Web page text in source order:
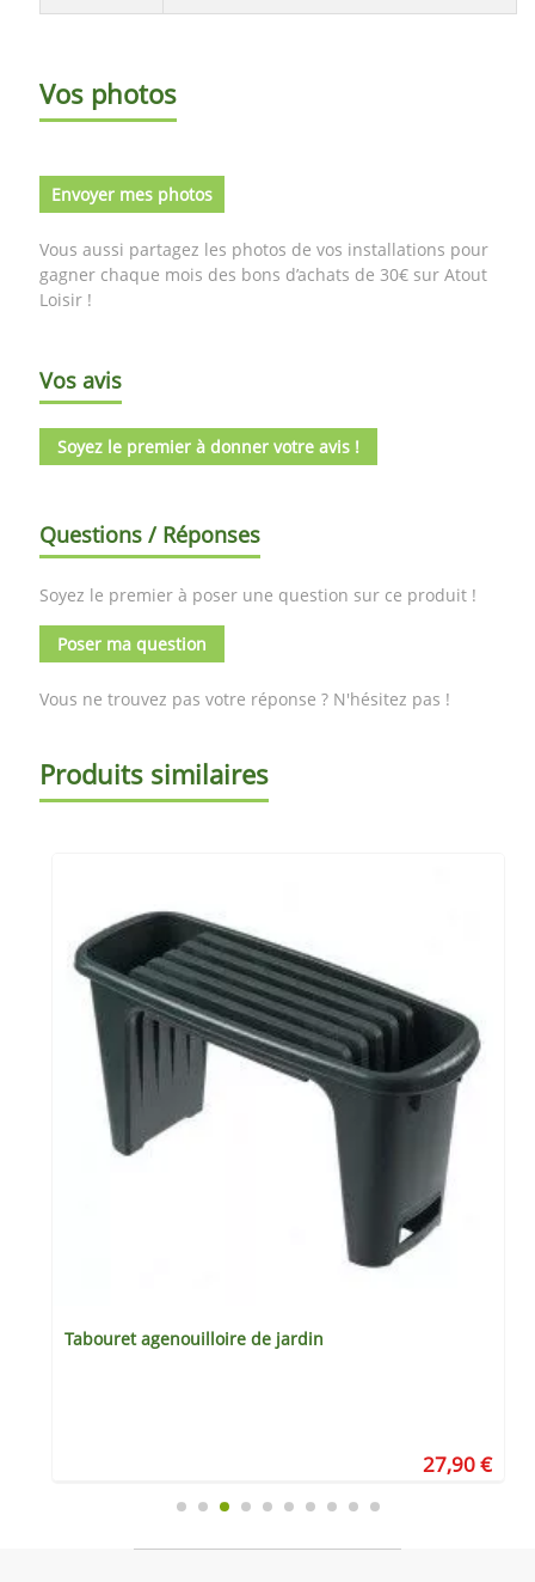
Vos photos
Envoyer mes photos
Vous aussi partagez les photos de vos installations pour
gagner chaque mois des bons d’achats de 30€ sur Atout
Loisir !
Vos avis
Soyez le premier à donner votre avis !
Questions / Réponses
Soyez le premier à poser une question sur ce produit !
Poser ma question
Vous ne trouvez pas votre réponse ? N'hésitez pas !
Produits similaires
Tabouret agenouilloire de jardin
27,90 €